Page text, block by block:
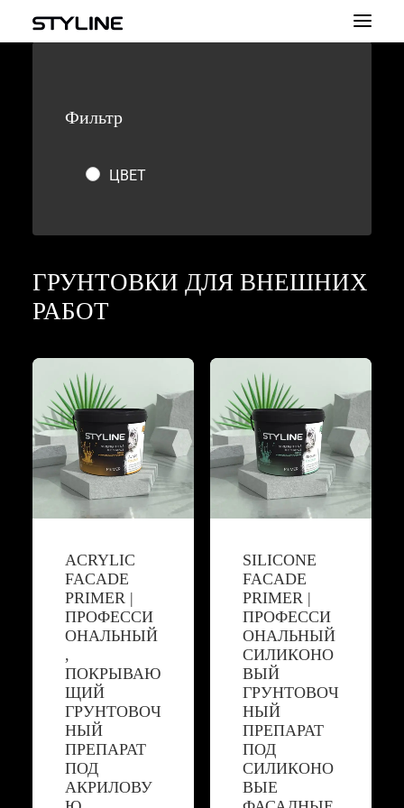
ВДОХНОВЕНИЕ
КАЛЬКУЛЯТОР
КОНТАКТ
PL
UA
Фильтр
ЦВЕТ
ГРУНТОВКИ ДЛЯ ВНЕШНИХ
РАБОТ
ACRYLIC
FACADE
PRIMER |
ПРОФЕССИ
ОНАЛЬНЫЙ
,
ПОКРЫВАЮ
ЩИЙ
ГРУНТОВОЧ
НЫЙ
ПРЕПАРАТ
ПОД
АКРИЛОВУ
SILICONE
FACADE
PRIMER |
ПРОФЕССИ
ОНАЛЬНЫЙ
СИЛИКОНО
ВЫЙ
ГРУНТОВОЧ
НЫЙ
ПРЕПАРАТ
ПОД
СИЛИКОНО
ВЫЕ